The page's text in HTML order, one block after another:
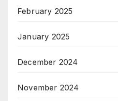
February 2025
January 2025
December 2024
November 2024